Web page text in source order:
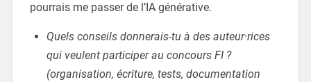
pourrais me passer de l’IA générative.
Quels conseils donnerais-tu à des auteur·rices
qui veulent participer au concours FI ?
(organisation, écriture, tests, documentation